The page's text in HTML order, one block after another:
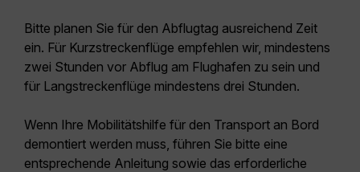
Bitte planen Sie für den Abflugtag ausreichend Zeit
ein. Für Kurzstreckenflüge empfehlen wir, mindestens
zwei Stunden vor Abflug am Flughafen zu sein und
für Langstreckenflüge mindestens drei Stunden.
Wenn Ihre Mobilitätshilfe für den Transport an Bord
demontiert werden muss, führen Sie bitte eine
entsprechende Anleitung sowie das erforderliche